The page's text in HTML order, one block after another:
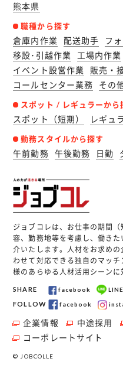
熊本県
職種から探す
倉庫内作業 配送助手
フ
移設･引越作業
工場内作業
イベント設営作業
販売・
コールセンター業務
その
スポット / レギュラーから
スポット（短期） レギュ
勤務スタイルから探す
午前勤務 午後勤務 日勤
ジョブコレは、お仕事の期間
容、勤務地等を考慮し、働き
介いたします。人材をお求め
わせて対応できる独自のマッ
様のあらゆる人材活用シーンに
SHARE facebook LINE
FOLLOW facebook
企業情報 中途採用
コーポレートサイト
© JOBCOLLE